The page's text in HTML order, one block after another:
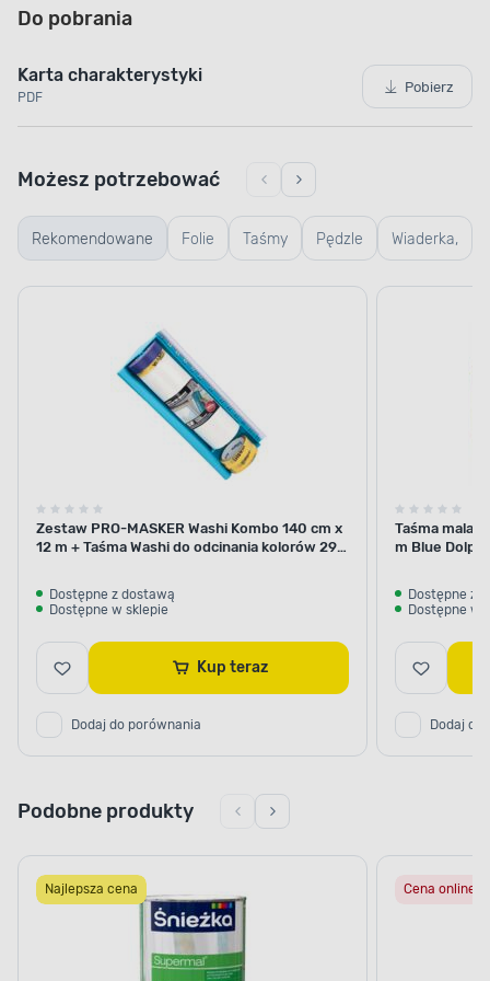
Do pobrania
Karta charakterystyki
PDF
Pobierz
Rekomendowane Folie Taśmy Pędzle Wiaderka,
kuwety i
Możesz potrzebować
Zestaw PRO-MASKER Washi Kombo 140 cm x
12 m + Taśma Washi do odcinania kolorów 29
Dostępne z dostawą
Dostępne w sklepie
Kup teraz
Dodaj do porównania
Taśma
m Blue
Dostępne z
Dostępne w
Dodaj do
Podobne produkty
Najlepsza cena Cena online